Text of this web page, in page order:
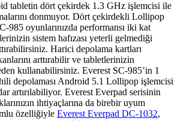
tabletin dört çekirdek 1.3 GHz işlemcisi ile
donmuyor. Dört çekirdekli Lollipop
985 oyunlarınızda performansı iki kat
sistem hafızası yeterli gelmediği
Harici depolama kartları
arttırabilir ve tabletlerinizin
kullanabilirsiniz. Everest SC-985’in 1
depolaması Android 5.1 Lollipop işlemcisi
artırılabiliyor. Everest Everpad serisinin
ihtiyaçlarına da birebir uyum
özelliğiyle Everest Everpad DC-1032,